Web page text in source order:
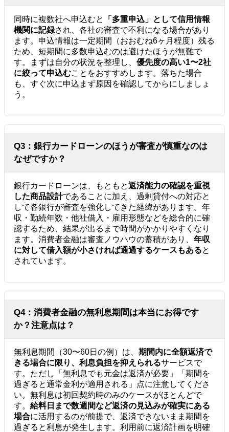
同時に複数社へ申込むと
「多重申込」として信用情報
機関に記録され、各社の審査で不利になる場合があり
ます。申込情報は一定期間（おおむね6ヶ月程度）残る
ため、短期間に多数申込むのは避けたほうが無難で
す。まずは自分の状況を整理し、 優先度の高い1〜2社
に絞って申込むことをおすすめします。落ちた場合
も、すぐ次に申込まず原因を確認してからにしましょ
う。
Q3：銀行カードローンのほうが審査が慎重なのは
なぜですか？
銀行カードローンは、もともと返済能力の確認を重視
した商品設計であることに加え、過剰貸付への対応と
して各銀行が審査を強化してきた経緯があります。年
収・勤続年数・他社借入・雇用形態などを総合的に確
認するため、結果が出るまで時間がかかりやすくなり
ます。消費者金融は審査ノウハウの蓄積があり、 年収
に対して借入額が小さければ通過するケースもあると
されています。
Q4：消費者金融の無利息期間は本当にお得です
か？注意点は？
無利息期間（30〜60日の例）は、 期間内に全額返済で
きる場合に限り、利息負担を抑えられるサービスで
す。ただし「無利息でも元金は返済が必要」「期間を
過ぎると通常金利が適用される」点に注意してくださ
い。無利息は初回契約時のみのケースがほとんどで
す。 給料日まで数週間など返済の見込みが確実にある
場合に活用するのが前提で、返済できないまま期間を
過ぎると利息が発生します。利用前に返済計画を明確